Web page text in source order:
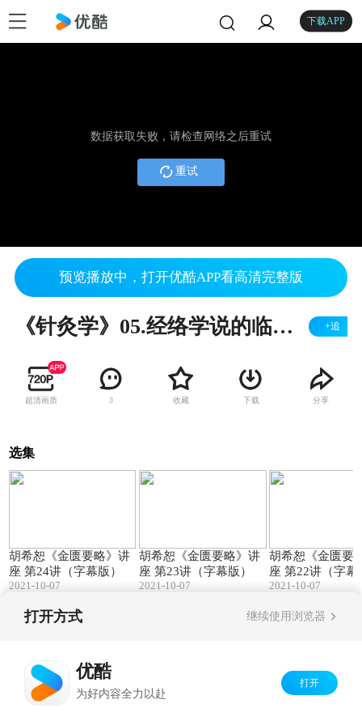
下载APP
数据获取失败，请检查网络之后重试
重试
预览播放中，打开优酷APP看高清完整版
《针灸学》05.经络学说的临床应用 +追
超清画质 3 收藏 下载 分享
选集
胡希恕《金匮要略》讲
座 第24讲（字幕版）
2021-10-07
胡希恕《金匮要略》讲
座 第23讲（字幕版）
2021-10-07
胡希恕《金匮要
座 第22讲（字幕
2021-10-07
打开方式 继续使用浏览器
优酷
为好内容全力以赴
打开